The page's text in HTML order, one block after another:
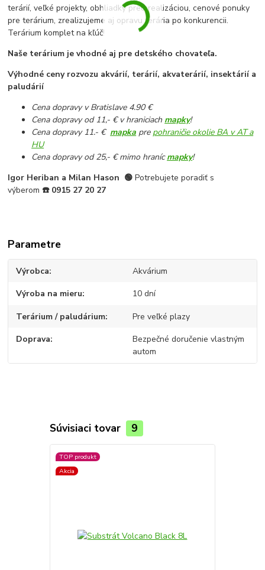
terárií, veľké projekty, obhliadky pred realizáciou, cenové ponuky
pre terárium, zrealizujeme aj opravu terária po konkurencii.
Terárium komplet na kľúč!
Naše terárium je vhodné aj pre detského chovateľa.
Výhodné ceny rozvozu akvárií, terárií, akvaterárií, insektárií a
paludárií
Cena dopravy v Bratislave 4.90 €
Cena dopravy od 11,- € v hraniciach mapky!
Cena dopravy 11.- € mapka pre pohraničie okolie BA v AT a
HU
Cena dopravy od 25,- € mimo hranícmapky!
Igor Heriban a Milan Hason 🟢Potrebujete poradiť s
výberom ☎️ 0915 27 20 27
Parametre
Výrobca Akvárium
Výroba na mieru 10 dní
Terárium / paludárium Pre veľké plazy
Doprava
Bezpečné doručenie vlastným
autom
Súvisiaci tovar 9
TOP produkt
Akcia